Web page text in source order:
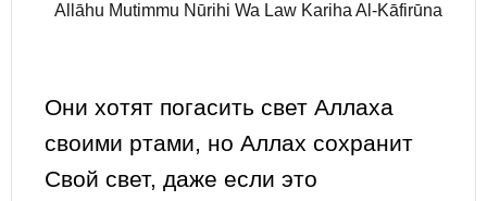
Allāhu Mutimmu Nūrihi Wa Law Kariha Al-Kāfirūna
Они хотят погасить свет Аллаха
своими ртами, но Аллах сохранит
Свой свет, даже если это